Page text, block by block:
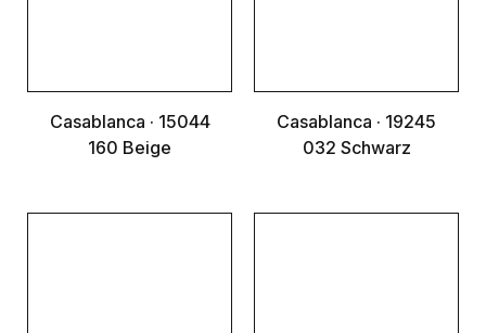
Casablanca · 15044
160 Beige
Casablanca · 19245
032 Schwarz